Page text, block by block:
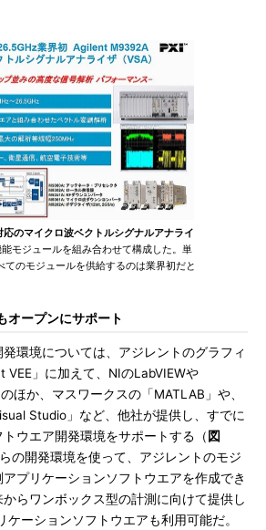
のマイクロ波ベクトルシグナルアナライ
モジュールを組み合わせて構成した。単
てのモジュールを供給するのは業界初だと
オープンにサポート
環境については、アジレントのグラフィ
VEE」に加えて、NIのLabVIEWや
ほか、マスワークスの「MATLAB」や、
Studio」など、他社が提供し、すでに
ウエア開発環境をサポートする（ 図
の開発環境を使って、アジレントのモジ
プリケーションソフトウエアを作成でき
らワンボックス型の計測に向けて提供し
ーションソフトウエアも利用可能だ。